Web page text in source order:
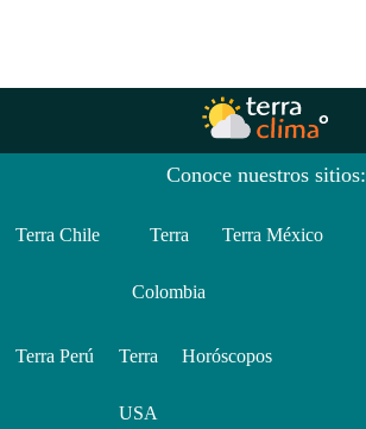
Conoce nuestros sitios:
Terra Chile Terra
Colombia
Terra México
Terra Perú Terra
USA
Horóscopos